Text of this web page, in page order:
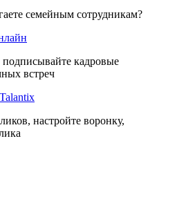
семейным сотрудникам?
кадровые
встреч
настройте воронку,